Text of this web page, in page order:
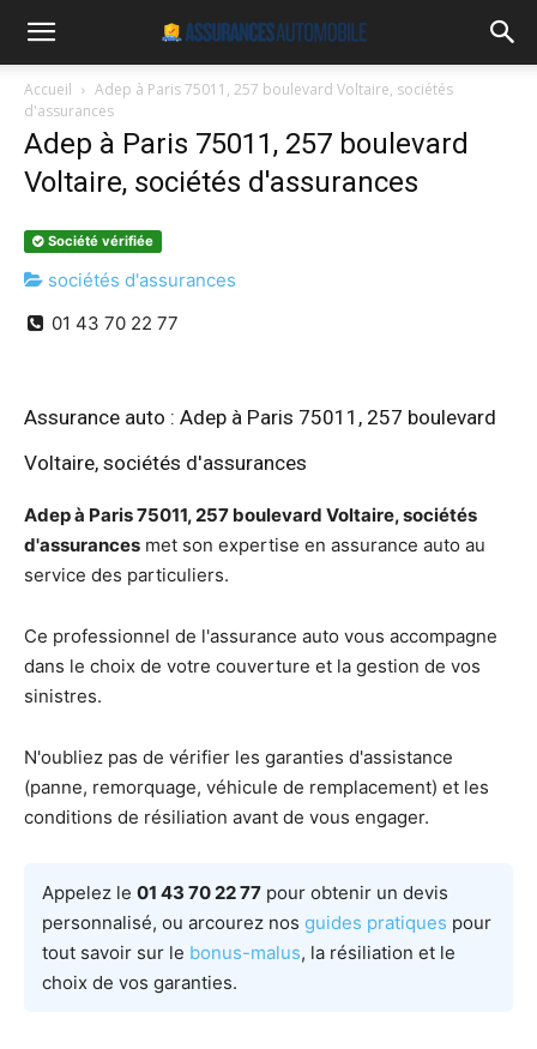
Accueil
Adep à Paris 75011, 257 boulevard Voltaire, sociétés
d'assurances
Adep à Paris 75011, 257 boulevard
Voltaire, sociétés d'assurances
Société vérifiée
sociétés d'assurances
01 43 70 22 77
Assurance auto : Adep à Paris 75011, 257 boulevard
Voltaire, sociétés d'assurances
Adep à Paris 75011, 257 boulevard Voltaire, sociétés
d'assurances met son expertise en assurance auto au
service des particuliers.
Ce professionnel de l'assurance auto vous accompagne
dans le choix de votre couverture et la gestion de vos
sinistres.
N'oubliez pas de vérifier les garanties d'assistance
(panne, remorquage, véhicule de remplacement) et les
conditions de résiliation avant de vous engager.
Appelez le 01 43 70 22 77 pour obtenir un devis
personnalisé, ou arcourez nos guides pratiques pour
tout savoir sur le bonus-malus, la résiliation et le
choix de vos garanties.